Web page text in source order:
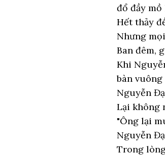
đổ đầy
Hết thảy
Nhưng
Ban đêm,
Khi
bàn
Nguyễn
Lại không
"Ông lại
Nguyễn
Trong